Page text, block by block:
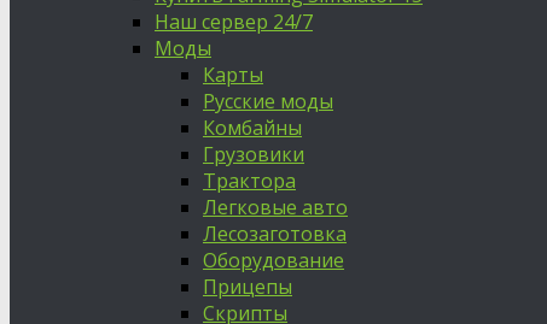
Наш сервер 24/7
Моды
Карты
Русские моды
Комбайны
Грузовики
Трактора
Легковые авто
Лесозаготовка
Оборудование
Прицепы
Скрипты